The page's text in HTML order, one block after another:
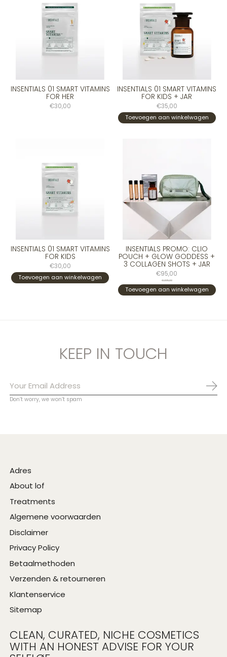
INSENTIALS 01 SMART VITAMINS
FOR HER
€30,00
INSENTIALS 01 SMART VITAMINS
FOR KIDS + JAR
€35,00
Toevoegen aan winkelwagen
INSENTIALS 01 SMART VITAMINS
FOR KIDS
€30,00
Toevoegen aan winkelwagen
INSENTIALS PROMO: CLIO
POUCH + GLOW GODDESS +
3 COLLAGEN SHOTS + JAR
€95,00
€205,00
Toevoegen aan winkelwagen
KEEP IN TOUCH
Don’t worry, we won’t spam
Adres
About lof
Treatments
Algemene voorwaarden
Disclaimer
Privacy Policy
Betaalmethoden
Verzenden & retourneren
Klantenservice
Sitemap
CLEAN, CURATED, NICHE COSMETICS
WITH AN HONEST ADVISE FOR YOUR